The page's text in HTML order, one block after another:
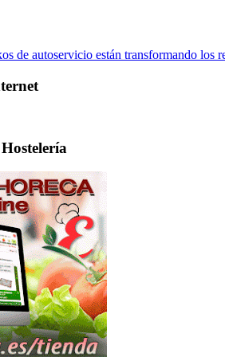
de autoservicio están transformando los